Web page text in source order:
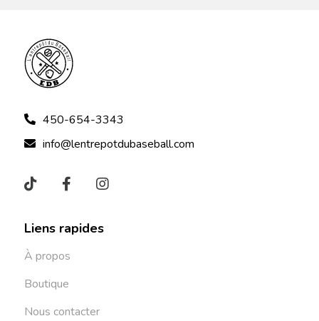
450-654-3343
info@lentrepotdubaseball.com
Liens rapides
À propos
Boutique
Nous contacter